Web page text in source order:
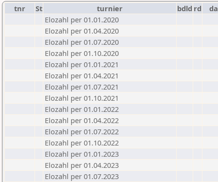
tnr St turnier bdld rd
Elozahl per 01.01.2020
Elozahl per 01.04.2020
Elozahl per 01.07.2020
Elozahl per 01.10.2020
Elozahl per 01.01.2021
Elozahl per 01.04.2021
Elozahl per 01.07.2021
Elozahl per 01.10.2021
Elozahl per 01.01.2022
Elozahl per 01.04.2022
Elozahl per 01.07.2022
Elozahl per 01.10.2022
Elozahl per 01.01.2023
Elozahl per 01.04.2023
Elozahl per 01.07.2023